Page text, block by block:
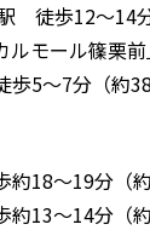
徒歩12～14
ルモール篠栗
5～7分（約
18～19分（約
13～14分（約